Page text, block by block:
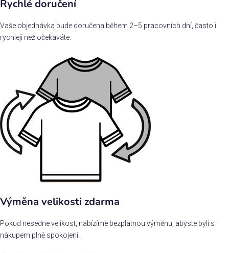
Rychlé doručení
Vaše objednávka bude doručena během 2–5 pracovních dní, často i
rychleji než očekáváte.
Výměna velikosti zdarma
Pokud nesedne velikost, nabízíme bezplatnou výměnu, abyste byli s
nákupem plně spokojeni.